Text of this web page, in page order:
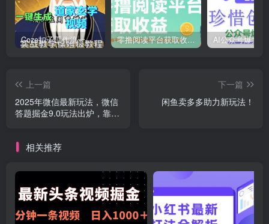
Coze扣子工作流一键生成道家玄学短视频，实战保姆级教程 零撸阅读平台获取收益，最新无门槛平台，一部手机即可操作，单日收益50-3张【揭秘】
上一篇
2025年微信最新玩法，微信
答题掘金9.0玩法出炉，靠复
军自媒体小白、宝妈、上班
下一篇
闲鱼卖多多助力新玩法！
相关推荐